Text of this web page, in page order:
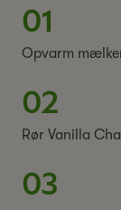
01
Opvarm
02
Rør Vanilla
03